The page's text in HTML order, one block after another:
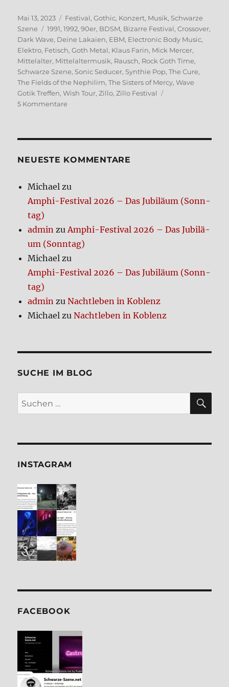
Veröffentlicht
am
Mai 13, 2023 Kategorien
Festival,Gothic, Konzert, Musik, Schwarze
Szene
Schlagwörter
1991,1992,90er, BDSM, Bizarre Festival,Crossover,
Dark Wave, Deine Lakaien, EBM, Electronic Body Music,
Elektro, Fetisch,Goth Metal, Klaus Farin, Mick Mercer,
Mittelalter, Mittelaltermusik, Rausch, Rock Goth Time,
Schwarze Szene, Sonic Seducer, Synthie Pop,The Cure,
The Fields of the Nephilim,The Sisters of Mercy,Wave
Gotik Treffen,Wish Tour,Zillo,Zillo Festival
5 Kommentare
Musik­
te,
Teil
NEUE­STE KOM­MEN­TA­RE
Michael zu
Amphi-Festi­val 2026 – Das Jubi­lä­um (Sonn­
tag)
admin zuAmphi-Festi­val 2026 – Das Jubi­lä­
um (Sonn­tag)
Michael zu
Amphi-Festi­val 2026 – Das Jubi­lä­um (Sonn­
tag)
admin zuNacht­le­ben in Koblenz
Michael zuNacht­le­ben in Koblenz
SUCHE IM BLOG
Suchen
nach:
INSTA­GRAM
FACE­BOOK